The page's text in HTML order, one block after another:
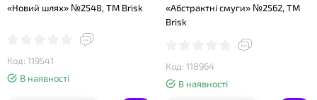
«Новий шлях» №2548, ТМ Brisk
Код: 119541
В наявності
«Абстрактні смуги» №2562, ТМ
Brisk
Код: 118964
В наявності